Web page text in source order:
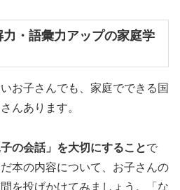
・語彙力アップの家庭学
お子さんでも、家庭でできる国
んあります。
子の会話」を大切にすることで
本の内容について、お子さんの
を投げかけてみましょう。「な